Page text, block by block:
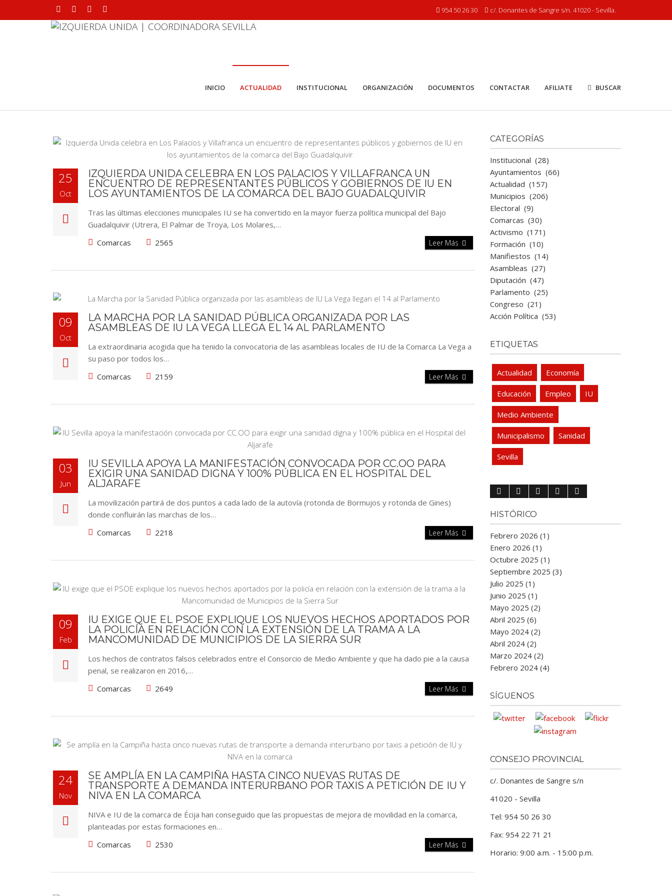
954 50 26 30 c/. Donantes de Sangre s/n. 41020 - Sevilla.
INICIO ACTUALIDAD INSTITUCIONAL ORGANIZACIÓN DOCUMENTOS CONTACTAR AFILIATE BUSCAR
25
Oct
IZQUIERDA UNIDA CELEBRA EN LOS PALACIOS Y VILLAFRANCA UN
ENCUENTRO DE REPRESENTANTES PÚBLICOS Y GOBIERNOS DE IU EN
LOS AYUNTAMIENTOS DE LA COMARCA DEL BAJO GUADALQUIVIR
Tras las últimas elecciones municipales IU se ha convertido en la mayor fuerza política municipal del Bajo
Guadalquivir (Utrera, El Palmar de Troya, Los Molares,…
Comarcas
2565 Leer Más
09
Oct
LA MARCHA POR LA SANIDAD PÚBLICA ORGANIZADA POR LAS
ASAMBLEAS DE IU LA VEGA LLEGA EL 14 AL PARLAMENTO
La extraordinaria acogida que ha tenido la convocatoria de las asambleas locales de IU de la Comarca La Vega a
su paso por todos los…
Comarcas
2159 Leer Más
03
Jun
IU SEVILLA APOYA LA MANIFESTACIÓN CONVOCADA POR CC.OO PARA
EXIGIR UNA SANIDAD DIGNA Y 100% PÚBLICA EN EL HOSPITAL DEL
ALJARAFE
La movilización partirá de dos puntos a cada lado de la autovía (rotonda de Bormujos y rotonda de Gines)
donde confluirán las marchas de los…
Comarcas
2218 Leer Más
09
Feb
IU EXIGE QUE EL PSOE EXPLIQUE LOS NUEVOS HECHOS APORTADOS POR
LA POLICÍA EN RELACIÓN CON LA EXTENSIÓN DE LA TRAMA A LA
MANCOMUNIDAD DE MUNICIPIOS DE LA SIERRA SUR
Los hechos de contratos falsos celebrados entre el Consorcio de Medio Ambiente y que ha dado pie a la causa
penal, se realizaron en 2016,…
Comarcas
2649 Leer Más
24
Nov
SE AMPLÍA EN LA CAMPIÑA HASTA CINCO NUEVAS RUTAS DE
TRANSPORTE A DEMANDA INTERURBANO POR TAXIS A PETICIÓN DE IU Y
NIVA EN LA COMARCA
NIVA e IU de la comarca de Écija han conseguido que las propuestas de mejora de movilidad en la comarca,
planteadas por estas formaciones en…
Comarcas
2530 Leer Más
CATEGORÍAS
Institucional (28)
Ayuntamientos (66)
Actualidad (157)
Municipios (206)
Electoral (9)
Comarcas (30)
Activismo (171)
Formación (10)
Manifiestos (14)
Asambleas (27)
Diputación (47)
Parlamento (25)
Congreso (21)
Acción Política (53)
ETIQUETAS
Actualidad Economía
Educación Empleo IU
Medio Ambiente
Municipalismo Sanidad
Sevilla
HISTÓRICO
Febrero 2026 (1)
Enero 2026 (1)
Octubre 2025 (1)
Septiembre 2025 (3)
Julio 2025 (1)
Junio 2025 (1)
Mayo 2025 (2)
Abril 2025 (6)
Mayo 2024 (2)
Abril 2024 (2)
Marzo 2024 (2)
Febrero 2024 (4)
SÍGUENOS
CONSEJO PROVINCIAL
c/. Donantes de Sangre s/n
41020 - Sevilla
Tel: 954 50 26 30
Fax: 954 22 71 21
Horario: 9:00 a.m. - 15:00 p.m.